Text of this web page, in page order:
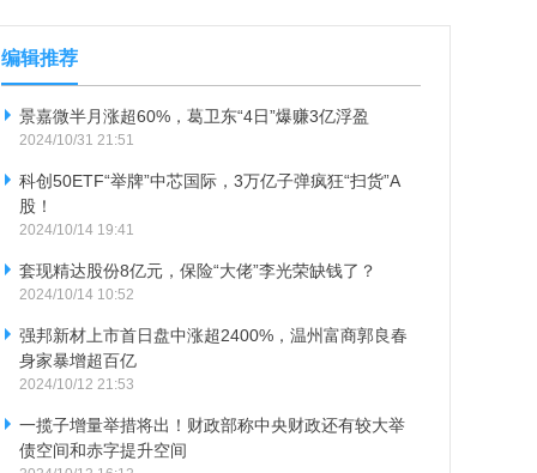
编辑推荐
景嘉微半月涨超60%，葛卫东“4日”爆赚3亿浮盈
2024/10/31 21:51
科创50ETF“举牌”中芯国际，3万亿子弹疯狂“扫货”A
股！
2024/10/14 19:41
套现精达股份8亿元，保险“大佬”李光荣缺钱了？
2024/10/14 10:52
强邦新材上市首日盘中涨超2400%，温州富商郭良春
身家暴增超百亿
2024/10/12 21:53
一揽子增量举措将出！财政部称中央财政还有较大举
债空间和赤字提升空间